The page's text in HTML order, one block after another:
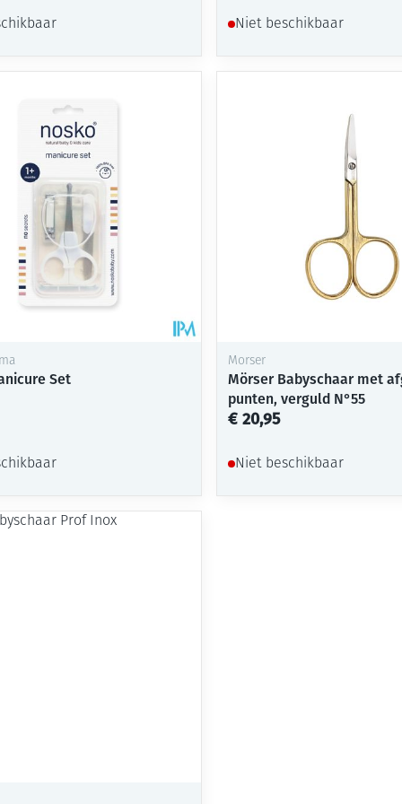
Niet beschikbaar
Set
Morser
Mörser Babyschaar met
punten, verguld N°55
€ 20,95
Niet beschikbaar